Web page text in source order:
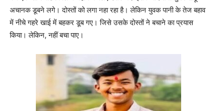
अचानक डूबने लगे। दोस्तों को लगा नहा रहा है। लेकिन युवक पानी के तेज बहाव
में नीचे गहरे खाई में बहकर डूब गए। जिसे उसके दोस्तों ने बचाने का प्रयास
किया। लेकिन, नहीं बचा पाए।